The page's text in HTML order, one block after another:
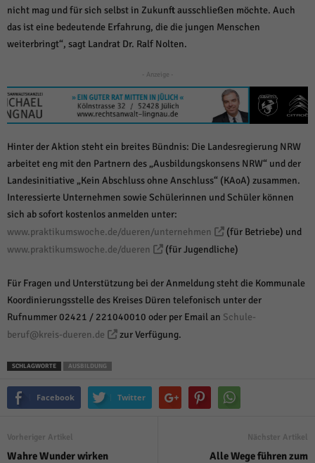
nicht mag und für sich selbst in Zukunft ausschließen möchte. Auch
das ist eine bedeutende Erfahrung, die die jungen Menschen
weiterbringt“, sagt Landrat Dr. Ralf Nolten.
- Anzeige -
Hinter der Aktion steht ein breites Bündnis: Die Landesregierung NRW
arbeitet eng mit den Partnern des „Ausbildungskonsens NRW“ und der
Landesinitiative „Kein Abschluss ohne Anschluss“ (KAoA) zusammen.
Interessierte Unternehmen sowie Schülerinnen und Schüler können
sich ab sofort kostenlos anmelden unter:
www.praktikumswoche.de/dueren/unternehmen
(für Betriebe) und
www.praktikumswoche.de/dueren
(für Jugendliche)
Für Fragen und Unterstützung bei der Anmeldung steht die Kommunale
Koordinierungsstelle des Kreises Düren telefonisch unter der
Rufnummer 02421 / 221040010 oder per Email an Schule-
beruf@kreis-dueren.de
zur Verfügung.
SCHLAGWORTE AUSBILDUNG
Facebook Twitter
Vorheriger Artikel
Wahre Wunder wirken
Nächster Artikel
Alle Wege führen zum